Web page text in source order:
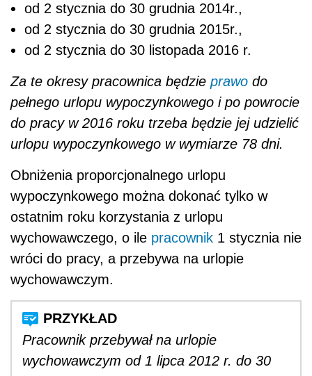
od 2 stycznia do 30 grudnia 2014r.,
od 2 stycznia do 30 grudnia 2015r.,
od 2 stycznia do 30 listopada 2016 r.
Za te okresy pracownica będzie prawo do
pełnego urlopu wypoczynkowego i po powrocie
do pracy w 2016 roku trzeba będzie jej udzielić
urlopu wypoczynkowego w wymiarze 78 dni.
Obniżenia proporcjonalnego urlopu
wypoczynkowego można dokonać tylko w
ostatnim roku korzystania z urlopu
wychowawczego, o ile pracownik 1 stycznia nie
wróci do pracy, a przebywa na urlopie
wychowawczym.
Pracownik przebywał na urlopie
wychowawczym od 1 lipca 2012 r. do 30